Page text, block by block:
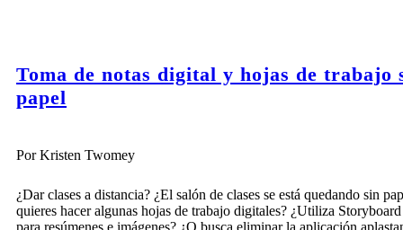
Toma de notas digital y hojas de trabajo
papel
Por Kristen Twomey
¿Dar clases a distancia? ¿El salón de clases se está quedando sin
quieres hacer algunas hojas de trabajo digitales? ¿Utiliza
para resúmenes e imágenes? ¿O busca eliminar la aplicación